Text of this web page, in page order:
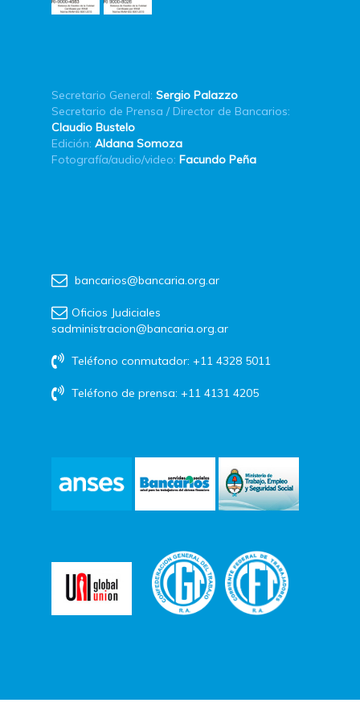
Secretario General: Sergio Palazzo
Secretario de Prensa / Director de Bancarios:
Claudio Bustelo
Edición: Aldana Somoza
Fotografía/audio/video: Facundo Peña
bancarios@bancaria.org.ar
Oficios Judiciales
sadministracion@bancaria.org.ar
Teléfono conmutador: +11 4328 5011
Teléfono de prensa: +11 4131 4205